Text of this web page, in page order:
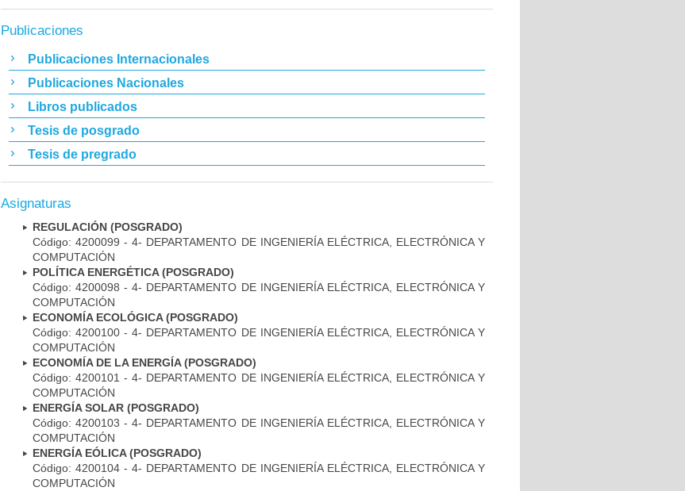
Publicaciones
Publicaciones Internacionales
Publicaciones Nacionales
Libros publicados
Tesis de posgrado
Tesis de pregrado
Asignaturas
REGULACIÓN (POSGRADO)
Código: 4200099 - 4- DEPARTAMENTO DE INGENIERÍA ELÉCTRICA, ELECTRÓNICA Y
COMPUTACIÓN
POLÍTICA ENERGÉTICA (POSGRADO)
Código: 4200098 - 4- DEPARTAMENTO DE INGENIERÍA ELÉCTRICA, ELECTRÓNICA Y
COMPUTACIÓN
ECONOMÍA ECOLÓGICA (POSGRADO)
Código: 4200100 - 4- DEPARTAMENTO DE INGENIERÍA ELÉCTRICA, ELECTRÓNICA Y
COMPUTACIÓN
ECONOMÍA DE LA ENERGÍA (POSGRADO)
Código: 4200101 - 4- DEPARTAMENTO DE INGENIERÍA ELÉCTRICA, ELECTRÓNICA Y
COMPUTACIÓN
ENERGÍA SOLAR (POSGRADO)
Código: 4200103 - 4- DEPARTAMENTO DE INGENIERÍA ELÉCTRICA, ELECTRÓNICA Y
COMPUTACIÓN
ENERGÍA EÓLICA (POSGRADO)
Código: 4200104 - 4- DEPARTAMENTO DE INGENIERÍA ELÉCTRICA, ELECTRÓNICA Y
COMPUTACIÓN